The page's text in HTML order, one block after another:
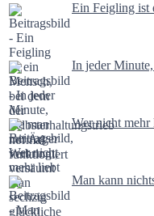
Ein Feigling
In jeder
Wer nicht
Man kann